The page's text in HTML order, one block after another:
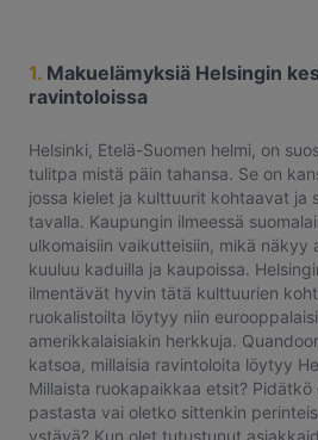
1. Makuelämyksiä Helsingin
ravintoloissa
Helsinki, Etelä-Suomen helmi, on
tulitpa mistä päin tahansa. Se on
jossa kielet ja kulttuurit kohtaavat ja
tavalla. Kaupungin ilmeessä
ulkomaisiin vaikutteisiin, mikä näkyy
kuuluu kaduilla ja kaupoissa.
ilmentävät hyvin tätä kulttuurien
ruokalistoilta löytyy niin
amerikkalaisiakin herkkuja.
katsoa, millaisia ravintoloita löytyy
Millaista ruokapaikkaa etsit? Pidätkö
pastasta vai oletko sittenkin
ystävä? Kun olet tutustunut